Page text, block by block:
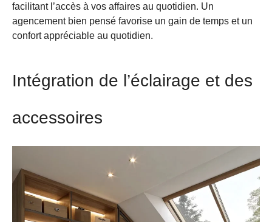
facilitant l’accès à vos affaires au quotidien. Un
agencement bien pensé favorise un gain de temps et un
confort appréciable au quotidien.
Intégration de l’éclairage et des
accessoires